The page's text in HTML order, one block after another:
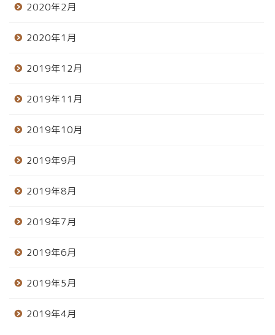
2020年2月
2020年1月
2019年12月
2019年11月
2019年10月
2019年9月
2019年8月
2019年7月
2019年6月
2019年5月
2019年4月